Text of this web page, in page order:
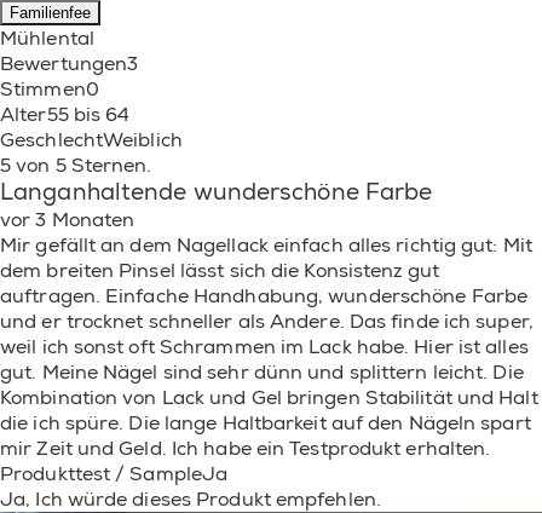
Familienfee
Mühlental
Bewertungen3
Stimmen0
Alter55 bis 64
GeschlechtWeiblich
5 von 5 Sternen.
Langanhaltende wunderschöne Farbe
vor 3 Monaten
Mir gefällt an dem Nagellack einfach alles richtig gut: Mit
dem breiten Pinsel lässt sich die Konsistenz gut
auftragen. Einfache Handhabung, wunderschöne Farbe
und er trocknet schneller als Andere. Das finde ich super,
weil ich sonst oft Schrammen im Lack habe. Hier ist alles
gut. Meine Nägel sind sehr dünn und splittern leicht. Die
Kombination von Lack und Gel bringen Stabilität und Halt
die ich spüre. Die lange Haltbarkeit auf den Nägeln spart
mir Zeit und Geld. Ich habe ein Testprodukt erhalten.
Produkttest / SampleJa
Ja, Ich würde dieses Produkt empfehlen.